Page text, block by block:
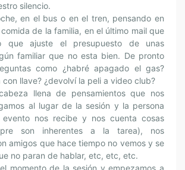
silencio.
en el bus o en el tren, pensando en
de la familia, en el último mail que
que ajuste el presupuesto de unas
familiar que no esta bien. De pronto
como ¿habré apagado el gas?
con llave? ¿devolví la peli a video club?
llena de pensamientos que nos
al lugar de la sesión y la persona
evento nos recibe y nos cuenta cosas
son inherentes a la tarea), nos
amigos que hace tiempo no vemos y se
no paran de hablar, etc, etc, etc.
momento de la sesión y empezamos a